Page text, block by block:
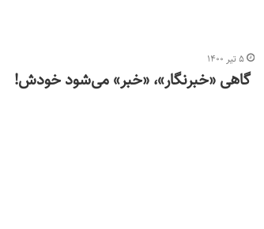
۵ تیر ۱۴۰۰
گاهی «خبرنگار»، «خبر» می‌شود خودش!